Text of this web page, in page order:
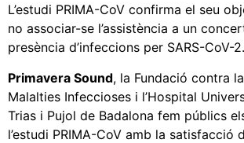
L’estudi PRIMA-CoV confirma el seu
no associar-se l’assistència a un
presència d’infeccions per SARS-CoV-2.
Primavera Sound, la Fundació contra
Malalties Infeccioses i l’Hospital
Trias i Pujol de Badalona fem públics
l’estudi PRIMA-CoV amb la satisfacció